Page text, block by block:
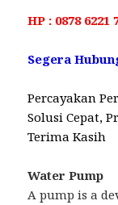
HP : 0878 6221
Segera
Percayakan
Solusi Cepat,
Terima Kasih
Water Pump
A pump is a